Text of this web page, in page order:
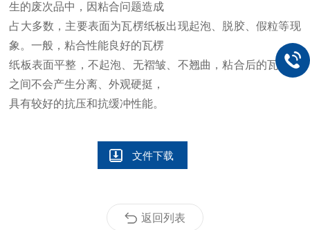
生的废次品中，因粘合问题造成
占大多数，主要表面为瓦楞纸板出现起泡、脱胶、假粒等现
象。一般，粘合性能良好的瓦楞
纸板表面平整，不起泡、无褶皱、不翘曲，粘合后的瓦楞纸
之间不会产生分离、外观硬挺，
具有较好的抗压和抗缓冲性能。
文件下载
返回列表